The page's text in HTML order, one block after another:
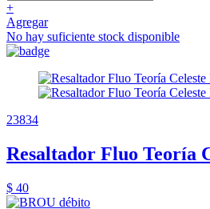
+
Agregar
No hay suficiente stock disponible
23834
Resaltador Fluo Teoría
$ 40